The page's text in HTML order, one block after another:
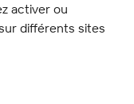
activer ou
différents sites